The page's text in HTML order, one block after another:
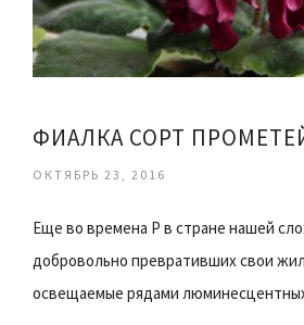
ФИАЛКА СОРТ
ОКТЯБРЬ 23, 2016
Еще во времена Р в стране нашей
добровольно превративших свои
освещаемые рядами